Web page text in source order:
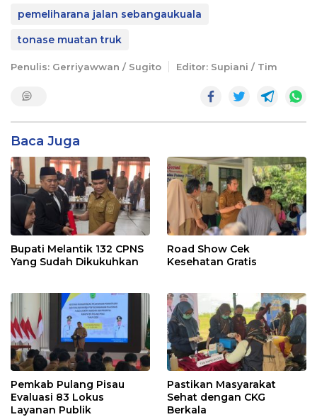
pemeliharana jalan sebangaukuala
tonase muatan truk
Penulis: Gerriyawwan / Sugito Editor: Supiani / Tim
Baca Juga
Bupati Melantik 132 CPNS
Yang Sudah Dikukuhkan
Road Show Cek
Kesehatan Gratis
Pemkab Pulang Pisau
Evaluasi 83 Lokus
Layanan Publik
Pastikan Masyarakat
Sehat dengan CKG
Berkala